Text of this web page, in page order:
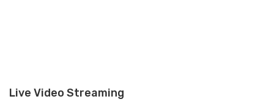
Live Video Streaming